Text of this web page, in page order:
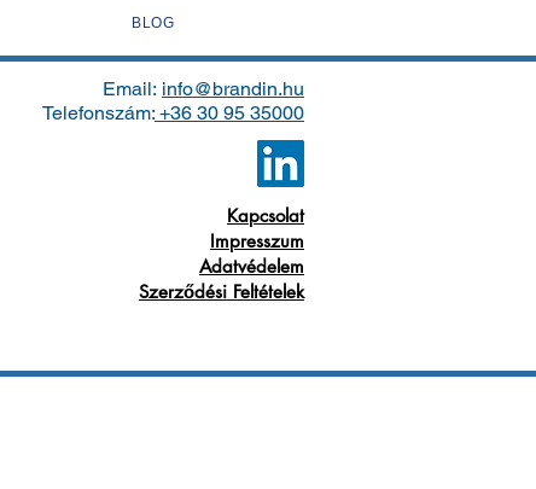
BLOG
Email: info@brandin.hu
Telefonszám: +36 30 95 35000
Kapcsolat
Impresszum
Adatvédelem
Szerződési Feltételek